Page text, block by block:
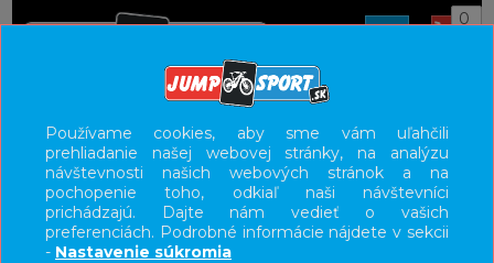
0
UŽÍVATEĽSKÝ PANEL
KATEGÓRIE
HLAVNÉ MENU
Používame cookies, aby sme vám uľahčili
prehliadanie našej webovej stránky, na analýzu
návštevnosti našich webových stránok a na
pochopenie toho, odkiaľ naši návštevníci
prichádzajú. Dajte nám vedieť o vašich
preferenciách. Podrobné informácie nájdete v sekcii
- Nastavenie súkromia